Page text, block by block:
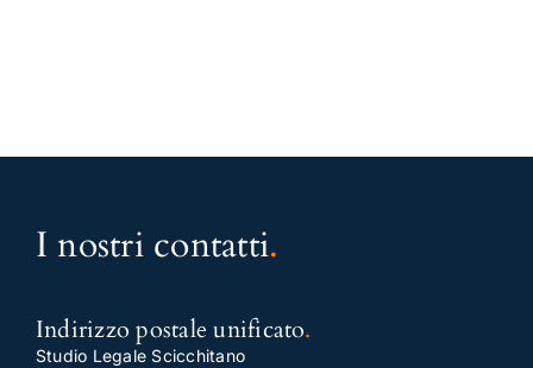
I nostri contatti.
Indirizzo postale unificato.
Studio Legale Scicchitano